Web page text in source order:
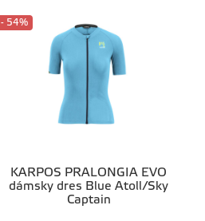
KARPOS PRALONGIA EVO
dámsky dres Blue Atoll/Sky
Captain
- 54%